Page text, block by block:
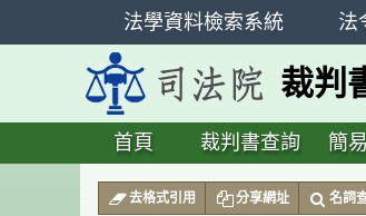
法學資料檢索系統 法
裁判
首頁 裁判書查詢 簡
去格式引用 分享網址 名詞